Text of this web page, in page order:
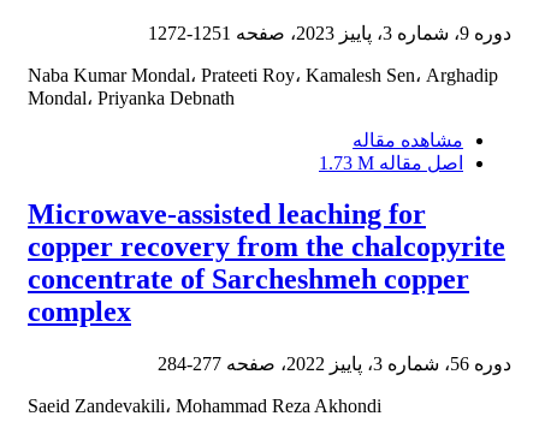
دوره 9، شماره 3، پاییز 2023، صفحه 1251-1272
Naba Kumar Mondal، Prateeti Roy، Kamalesh Sen، Arghadip
Mondal، Priyanka Debnath
مشاهده مقاله
اصل مقاله 1.73 M
Microwave-assisted leaching for
copper recovery from the chalcopyrite
concentrate of Sarcheshmeh copper
complex
دوره 56، شماره 3، پاییز 2022، صفحه 277-284
Saeid Zandevakili، Mohammad Reza Akhondi